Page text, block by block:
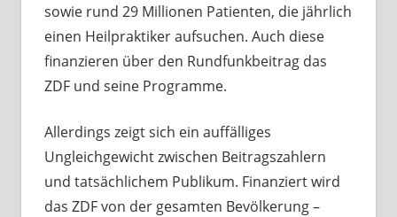
sowie rund 29 Millionen Patienten, die jährlich
einen Heilpraktiker aufsuchen. Auch diese
finanzieren über den Rundfunkbeitrag das
ZDF und seine Programme.
Allerdings zeigt sich ein auffälliges
Ungleichgewicht zwischen Beitragszahlern
und tatsächlichem Publikum. Finanziert wird
das ZDF von der gesamten Bevölkerung –